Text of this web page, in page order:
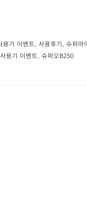
용기 이벤트, 사용후기, 슈퍼마
용기 이벤트, 슈퍼오B250